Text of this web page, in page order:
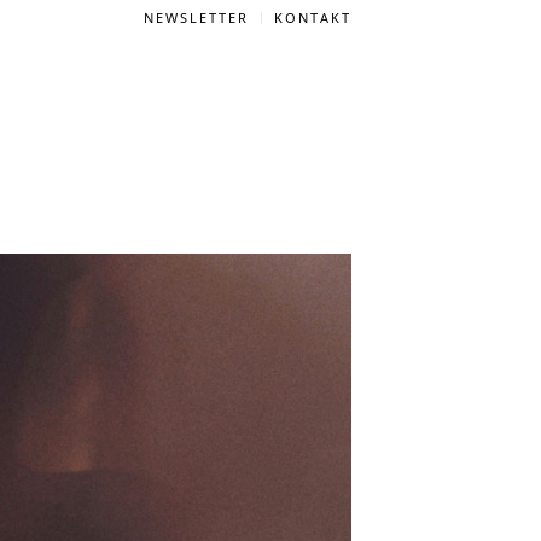
NEWSLETTER KONTAKT